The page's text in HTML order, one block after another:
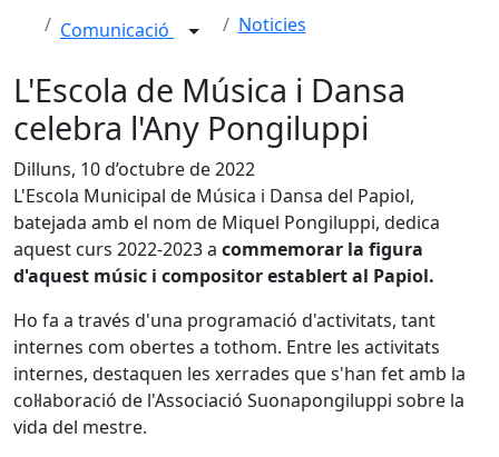
Comunicació Noticies
L'Escola de Música i Dansa
celebra l'Any Pongiluppi
Dilluns, 10 d’octubre de 2022
L'Escola Municipal de Música i Dansa del Papiol,
batejada amb el nom de Miquel Pongiluppi, dedica
aquest curs 2022-2023 a commemorar la figura
d'aquest músic i compositor establert al Papiol.
Ho fa a través d'una programació d'activitats, tant
internes com obertes a tothom. Entre les activitats
internes, destaquen les xerrades que s'han fet amb la
col·laboració de l'Associació Suonapongiluppi sobre la
vida del mestre.